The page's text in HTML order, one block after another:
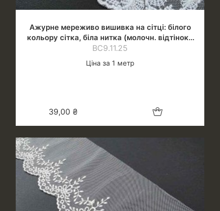
Ажурне мереживо вишивка на сітці: білого
кольору сітка, біла нитка (молочн. відтінок),
шир.8 см
ВС9.11.25
Ціна за 1 метр
39,00 ₴ Додати в кошик